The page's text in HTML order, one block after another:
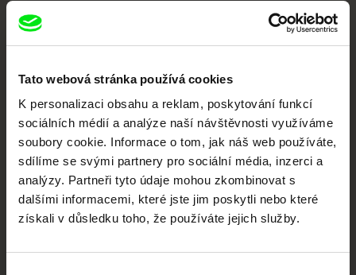
Tato webová stránka používá cookies
K personalizaci obsahu a reklam, poskytování funkcí
sociálních médií a analýze naší návštěvnosti využíváme
soubory cookie. Informace o tom, jak náš web používáte,
sdílíme se svými partnery pro sociální média, inzerci a
analýzy. Partneři tyto údaje mohou zkombinovat s
dalšími informacemi, které jste jim poskytli nebo které
získali v důsledku toho, že používáte jejich služby.
Nové festivalové filmy
každý týden
Portál DAFilms.cz je výsledkem tvůrčí spolupráce 7 klíčových evropských
festivalů dokumentárního filmu sdružených do Doc Alliance. Naším cílem je
posouvat hranice dokumentárního filmu, propagovat jeho rozmanitost a
podporovat kvalitní autorské filmy.
Členové Doc Alliance